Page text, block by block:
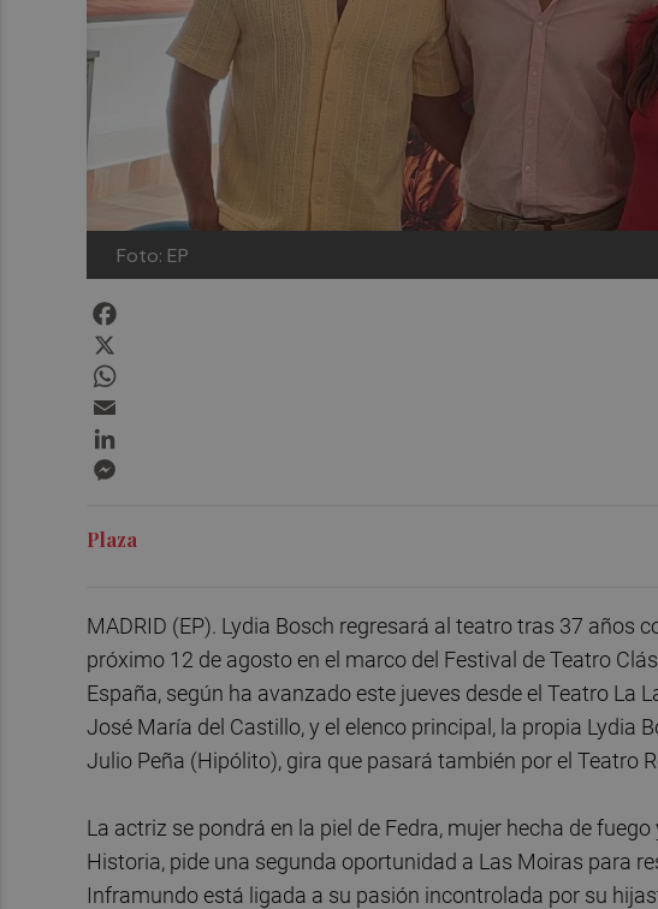
Foto: EP
Plaza
MADRID (EP). Lydia Bosch regresará al teatro tras 37 años
próximo 12 de agosto en el marco del Festival de Teatro
España, según ha avanzado este jueves desde el Teatro La
José María del Castillo, y el elenco principal, la propia Lydia
Julio Peña (Hipólito), gira que pasará también por el Teatro
La actriz se pondrá en la piel de Fedra, mujer hecha de
Historia, pide una segunda oportunidad a Las Moiras para
Inframundo está ligada a su pasión incontrolada por su